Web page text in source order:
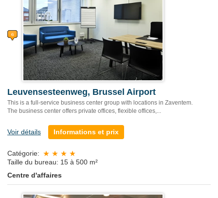
Leuvensesteenweg, Brussel Airport
This is a full-service business center group with locations in Zaventem.
The business center offers private offices, flexible offices,...
Voir détails Informations et prix
Catégorie:
Taille du bureau: 15 à 500 m²
Centre d'affaires